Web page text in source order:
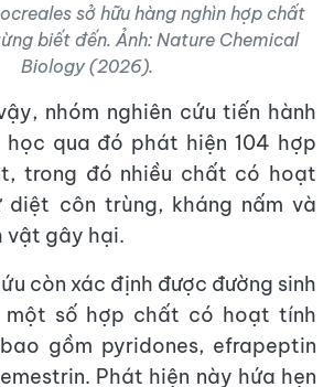
sở hữu hàng nghìn hợp chất
biết đến. Ảnh: Nature Chemical
Biology (2026).
nhóm nghiên cứu tiến hành
qua đó phát hiện 104 hợp
trong đó nhiều chất có hoạt
diệt côn trùng, kháng nấm và
vật gây hại.
còn xác định được đường sinh
số hợp chất có hoạt tính
gồm pyridones, efrapeptin
Phát hiện này hứa hẹn